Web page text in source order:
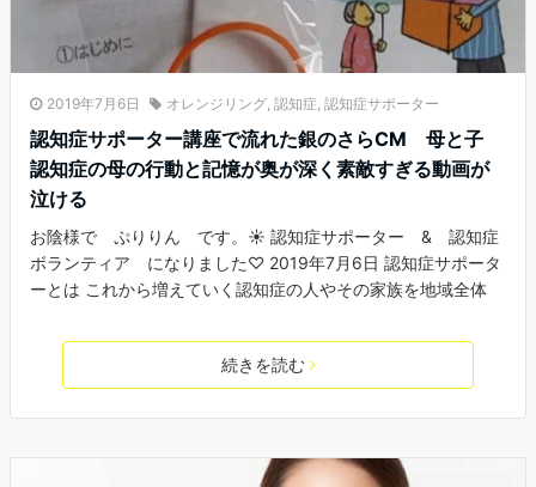
2019年7月6日 オレンジリング 認知症 認知症サポーター
認知症サポーター講座で流れた銀のさらCM 母と子
認知症の母の行動と記憶が奥が深く素敵すぎる動画が
泣ける
お陰様で ぷりりん です。☀ 認知症サポーター & 認知症
ボランティア になりました♡ 2019年7月6日 認知症サポータ
ーとは これから増えていく認知症の人やその家族を地域全体
続きを読む